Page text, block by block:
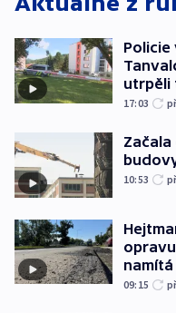
utrpěli
17:03
10:53
09:15